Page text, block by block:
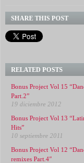
SHARE THIS POST
RELATED POSTS
Bonus Project Vol 15
Part.2”
19 diciembre 2012
Bonus Project Vol 13
Hits”
10 septiembre 2011
Bonus Project Vol 12
remixes Part.4″